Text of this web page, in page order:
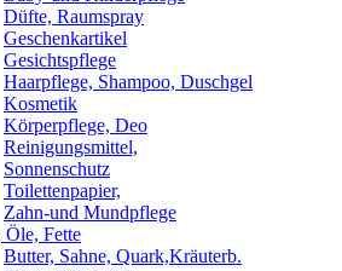
Düfte, Raumspray
Geschenkartikel
Gesichtspflege
Haarpflege, Shampoo, Duschgel
Kosmetik
Körperpflege, Deo
Reinigungsmittel,
Sonnenschutz
Toilettenpapier,
Zahn-und Mundpflege
Öle, Fette
Butter, Sahne, Quark,Kräuterb.